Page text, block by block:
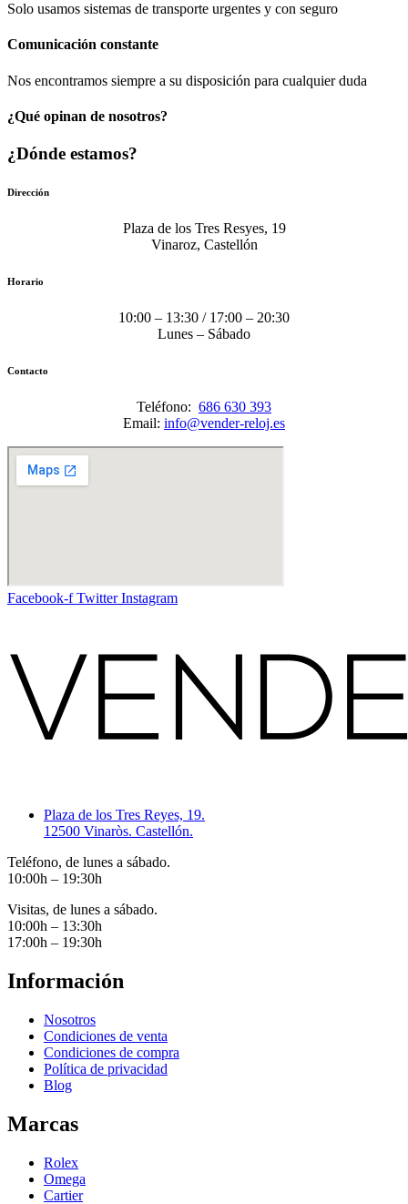
Solo usamos sistemas de transporte urgentes y con seguro
Comunicación​ constante
Nos encontramos siempre a su disposición para cualquier duda
¿Qué opinan de nosotros?
¿Dónde estamos?
Dirección
Plaza de los Tres Resyes, 19
Vinaroz, Castellón
Horario
10:00 – 13:30 / 17:00 – 20:30
Lunes – Sábado
Contacto
Teléfono: 686 630 393
Email: info@vender-reloj.es
Facebook-f Twitter Instagram
Plaza de los Tres Reyes, 19.
12500 Vinaròs. Castellón.
Teléfono, de lunes a sábado.
10:00h – 19:30h
Visitas, de lunes a sábado.
10:00h – 13:30h
17:00h – 19:30h
Información
Nosotros
Condiciones de venta
Condiciones de compra
Política de privacidad
Blog
Marcas
Rolex
Omega
Cartier